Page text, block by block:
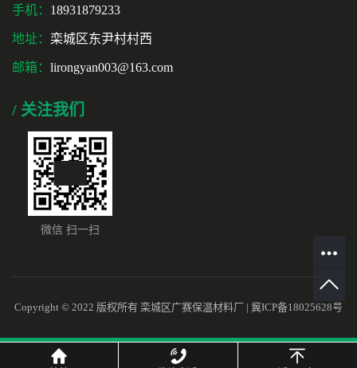
手机： 18931879233
地址： 栾城区东尹村村西
邮箱： lirongyan003@163.com
/ 关注我们
微信 扫一扫
Copyright © 2022 版权所有 栾城区广赛保温材料厂 | 冀ICP备18025628号